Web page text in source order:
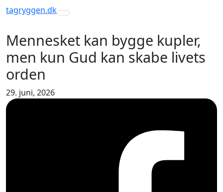
tagryggen.dk
Toggle navigation
Mennesket kan bygge kupler,
men kun Gud kan skabe livets
orden
29. juni, 2026